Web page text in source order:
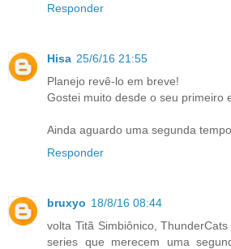
Responder
Hisa 25/6/16 21:55
Planejo revê-lo em breve!
Gostei muito desde o seu primeiro
Ainda aguardo uma segunda
Responder
bruxyo 18/8/16 08:44
volta Titã Simbiônico,
series que merecem uma